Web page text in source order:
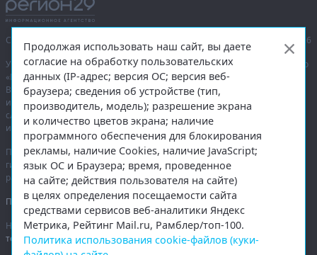
Сетевое издание «Информационное агентство Регион 29»,
© 2016–2026
Учредитель — общество с ограниченной ответственностью «Агентство
«Правда Севера».
Выписка из реестра зарегистрированных средств массовой
информации:ЭЛ № ФС 77-74226 от 09.11.2018 выдано Федеральной
службой по надзору в сфере связи, информационных технологий
и массовых коммуникаций (Роскомнадзор).
При полном или частичном использовании любых материалов
гиперссылка на region29.ruобязательна. Копирование материалов без
разрешения администрации сайта запрещено.
Правовая информация.
На информационном ресурсе применяютсярекомендательные
технологии.
Продолжая использовать наш сайт, вы даете
согласие на обработку пользовательских
данных (IP-адрес; версия ОС; версия веб-
браузера; сведения об устройстве (тип,
производитель, модель); разрешение экрана
и количество цветов экрана; наличие
программного обеспечения для блокирования
рекламы, наличие Cookies, наличие JavaScript;
язык ОС и Браузера; время, проведенное
на сайте; действия пользователя на сайте)
в целях определения посещаемости сайта
средствами сервисов веб-аналитики Яндекс
Метрика, Рейтинг Mail.ru, Рамблер/топ-100.
Политика использования cookie-файлов (куки-